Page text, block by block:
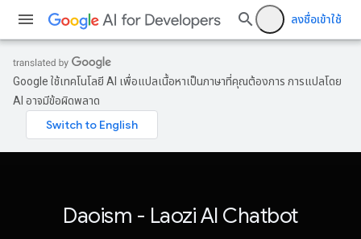
ลงชื่อเข้าใช้
Google ใช้เทคโนโลยี AI เพื่อแปลเนื้อหาเป็นภาษาที่คุณต้องการ การแปลโดย
AI อาจมีข้อผิดพลาด
Daoism - Laozi AI Chatbot